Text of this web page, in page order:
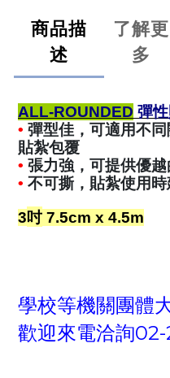
商品描
述
了解更
多
ALL-ROUNDED 彈
• 彈型佳，可適用不
貼紮包覆
• 張力強，可提供優
• 不可撕，貼紮使用
3吋 7.5cm x 4.5m
學校等機關團體
歡迎來電洽詢02-